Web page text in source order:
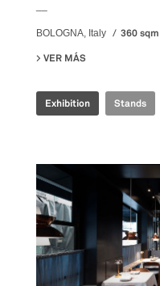
BOLOGNA, Italy 360 sqm
VER MÁS
Exhibition Stands